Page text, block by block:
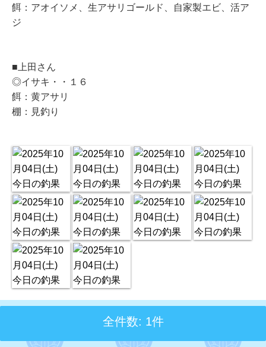
餌：アオイソメ、生アサリゴールド、自家製エビ、活ア
ジ
■上田さん
◎イサキ・・１６
餌：黄アサリ
棚：見釣り
全件数: 1件